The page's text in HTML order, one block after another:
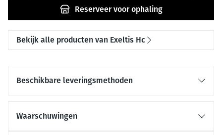
Reserveervoor ophaling
Bekijk alle producten van Exeltis Hc
Beschikbare leveringsmethoden
Waarschuwingen